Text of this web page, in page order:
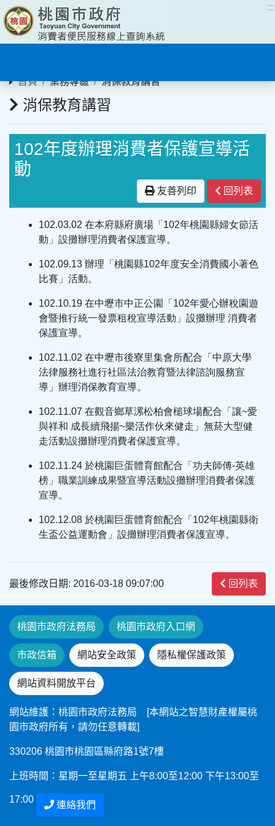
:::
首頁 業務專區 消保教育講習
消保教育講習
102年度辦理消費者保護宣導活
動
友善列印 回列表
102.03.02 在本府縣府廣場「102年桃園縣婦女節活
動」設攤辦理消費者保護宣導。
102.09.13 辦理「桃園縣102年度安全消費國小著色
比賽」活動。
102.10.19 在中壢市中正公園「102年愛心辦稅園遊
會暨推行統一發票租稅宣導活動」設攤辦理 消費者
保護宣導。
102.11.02 在中壢市後寮里集會所配合「中原大學
法律服務社進行社區法治教育暨法律諮詢服務宣
導」辦理消保教育宣導。
102.11.07 在觀音鄉草漯松柏會槌球場配合「讓~愛
與祥和 成長續飛揚~樂活作伙來健走」無菸大型健
走活動設攤辦理消費者保護宣導。
102.11.24 於桃園巨蛋體育館配合「功夫師傅-英雄
榜」職業訓練成果暨宣導活動設攤辦理消費者保護
宣導。
102.12.08 於桃園巨蛋體育館配合「102年桃園縣衛
生盃公益運動會」設攤辦理消費者保護宣導。
最後修改日期: 2016-03-18 09:07:00 回列表
桃園市政府法務局 桃園市政府入口網
市政信箱 網站安全政策 隱私權保護政策
網站資料開放平台
網站維護：桃園市政府法務局 [本網站之智慧財產權屬桃
園市政府所有，請勿任意轉載]
330206 桃園市桃園區縣府路1號7樓
上班時間：星期一至星期五 上午8:00至12:00 下午13:00至
17:00
連絡我們